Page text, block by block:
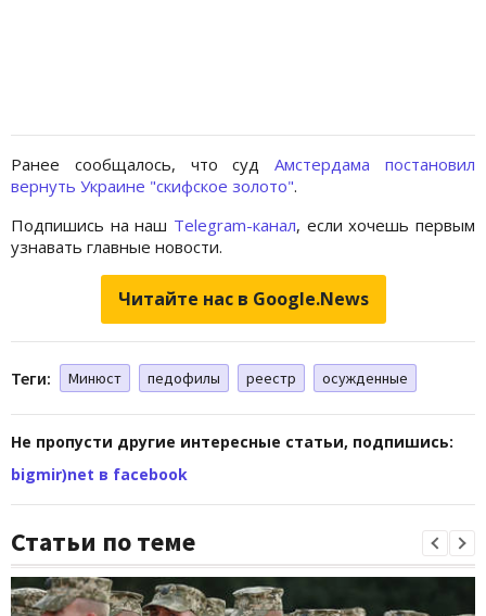
Ранее сообщалось, что судАмстердама постановил
вернуть Украине "скифское золото".
Подпишись на наш Telegram-канал, если хочешь первым
узнавать главные новости.
Читайте нас в Google.News
Теги: Минюст педофилы реестр осужденные
Не пропусти другие интересные статьи, подпишись:
bigmir)net в facebook
Статьи по теме